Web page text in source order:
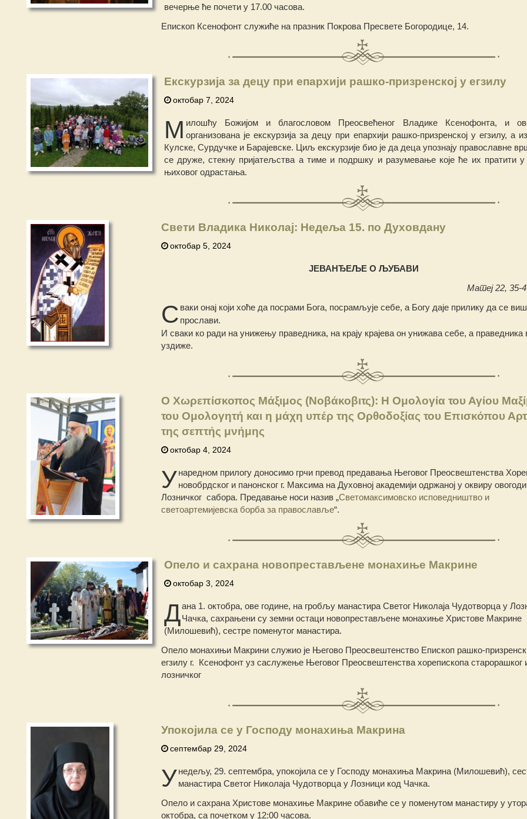
вечерње ће почети у 17.00 часова.
Епископ Ксенофонт служиће на празник Покрова Пресвете Богородице, 14.
Екскурзија за децу при епархији рашко-призренској у егзилу
октобар 7, 2024
М илошћуБожијом и благословом Преосвећеног Владике Ксенофонта, и
организована је екскурзија за децу при епархији рашко-призренској у егзилу, а
Кулске, Сурдучке и Барајевске. Циљ екскурзије био је да деца упознају православне
се друже, стекну пријатељства а тиме и подршку и разумевање које ће их пратити у
њиховог одрастања.
Свети Владика Николај: Недеља 15. по Духовдану
октобар 5, 2024
ЈЕВАНЂЕЉЕ О ЉУБАВИ
Матеј 22, 35-
С ваки онај који хоће да посрами Бога, посрамљује себе, а Богу даје прилику да се
прослави.
И сваки ко ради на унижењу праведника, на крају крајева он унижава себе, а праведника
уздиже.
Ο Χωρεπίσκοπος Μάξιμος (Νοβάκοβιτς): Η Ομολογία του Αγίου
του Ομολογητή και η μάχη υπέρ της Ορθοδοξίας του Επισκόπου
της σεπτής μνήμης
октобар 4, 2024
Унаредном прилогу доносимо грчи превод предавања Његовог Преосвештенства
новобрдског и панонског г. Максима на Духовној академији одржаној у оквиру
Лозничког сабора. Предавање носи назив „Светомаксимовско исповедништво и
светоартемијевска борба за православље“.
Опело и сахрана новопрестављене монахиње Макрине
октобар 3, 2024
Дана 1. октобра, ове године, на гробљу манастира Светог Николаја Чудотворца у
Чачка, сахрањени су земни остаци новопрестављене монахиње Христове Макрине
(Милошевић), сестре поменутог манастира.
Опело монахињи Макрини служио је Његово Преосвештенство Епископ рашко-
егзилу г. Ксенофонт уз саслужење Његовог Преосвештенства хорепископа старорашког
лозничког
Упокојила се у Господу монахиња Макрина
септембар 29, 2024
Унедељу, 29. септембра, упокојила се у Господу монахиња Макрина (Милошевић),
манастира Светог Николаја Чудотворца у Лозници код Чачка.
Опело и сахрана Христове монахиње Макрине обавиће се у поменутом манастиру у
октобра, са почетком у 12:00 часова.